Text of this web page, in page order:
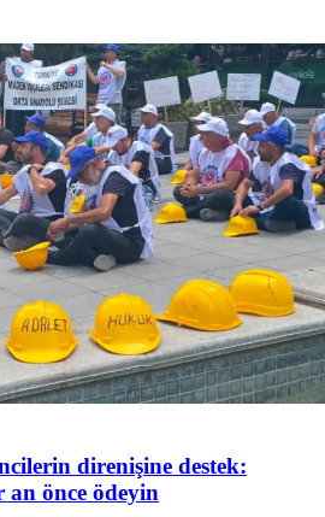
direnişine destek:
an önce ödeyin